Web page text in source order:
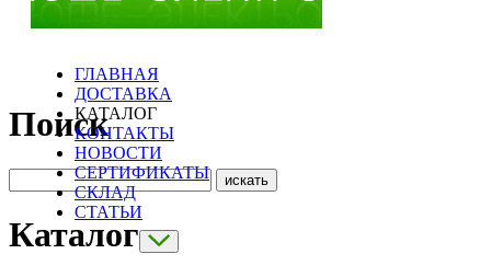
ГЛАВНАЯ
ДОСТАВКА
КАТАЛОГ
КОНТАКТЫ
НОВОСТИ
СЕРТИФИКАТЫ
СКЛАД
СТАТЬИ
Поиск
Каталог